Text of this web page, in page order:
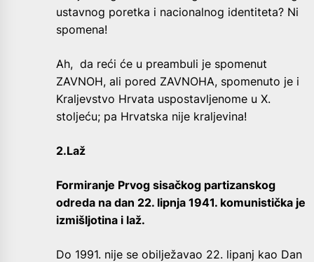
ustavnog poretka i nacionalnog identiteta? Ni
spomena!
Ah, da reći će u preambuli je spomenut
ZAVNOH, ali pored ZAVNOHA, spomenuto je i
Kraljevstvo Hrvata uspostavljenome u X.
stoljeću; pa Hrvatska nije kraljevina!
2.Laž
Formiranje Prvog sisačkog partizanskog
odreda na dan 22. lipnja 1941. komunistička je
izmišljotina i laž.
Do 1991. nije se obilježavao 22. lipanj kao Dan